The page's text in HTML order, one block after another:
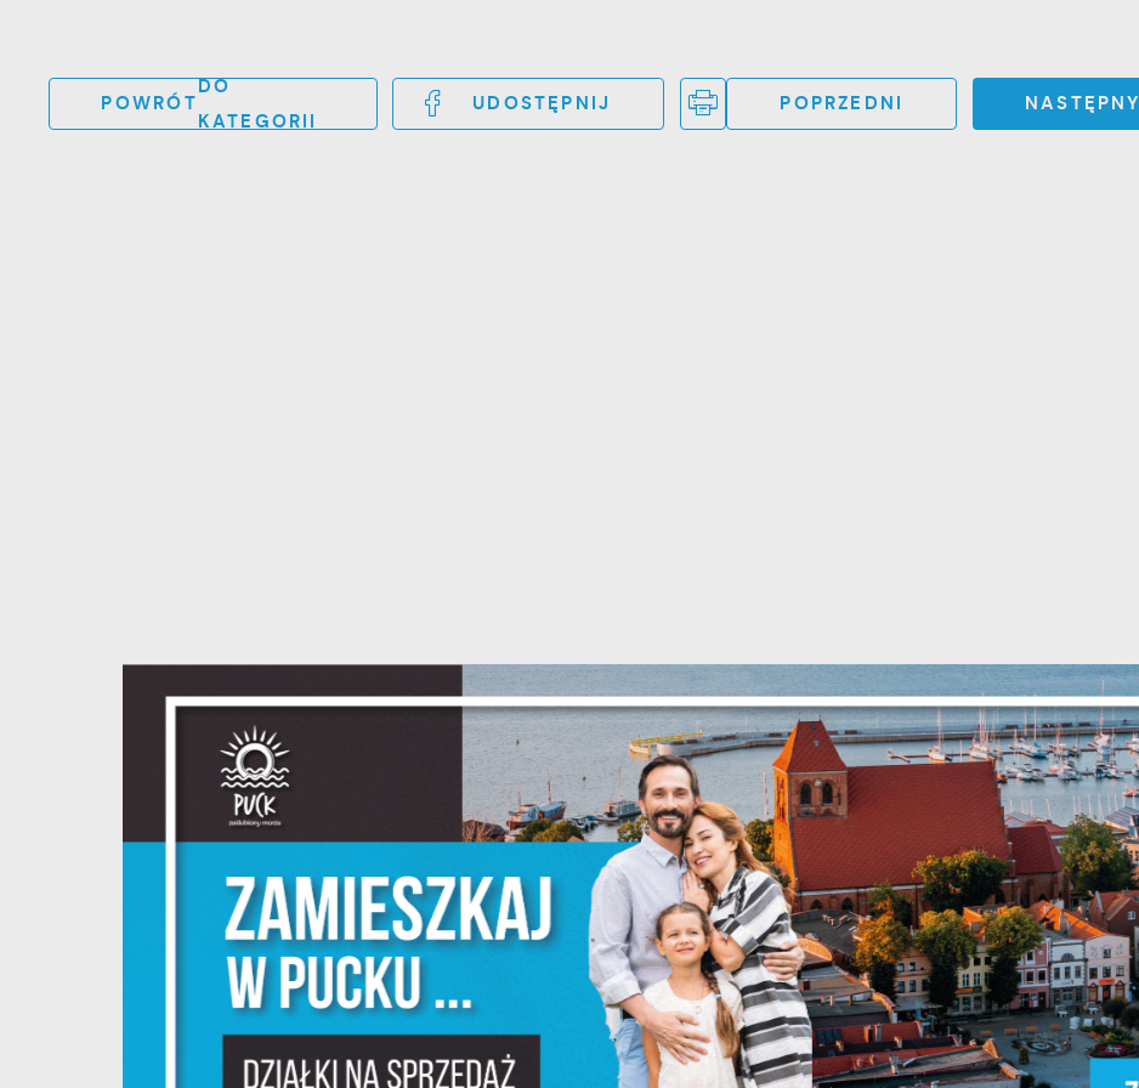
POWRÓT
DO
KATEGORII
UDOSTĘPNIJ POPRZEDNI NASTĘPNY
Ustawienia
Szanujemy Twoją prywatność. Możesz zmienić ustawienia
cookies lub zaakceptować je wszystkie. W dowolnym
momencie możesz dokonać zmiany swoich ustawień.
Niezbędne
Niezbędne pliki cookies służą do prawidłowego
funkcjonowania strony internetowej i umożliwiają Ci
komfortowe korzystanie z oferowanych przez nas usług.
Pliki cookies odpowiadają na podejmowane przez Ciebie